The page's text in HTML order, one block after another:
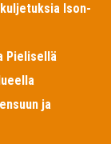
Ison-
Pielisellä
ja